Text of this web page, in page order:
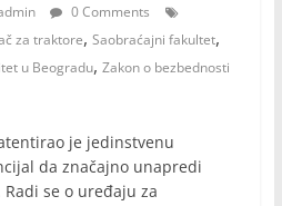
0 Comments
za traktore, Saobraćajni fakultet,
u Beogradu, Zakon o bezbednosti
je jedinstvenu
da značajno unapredi
se o uređaju za